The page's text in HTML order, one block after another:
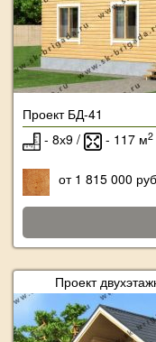
Проект БД-41
- 8х9 /
- 117 м2
от 1 815 000
Проект